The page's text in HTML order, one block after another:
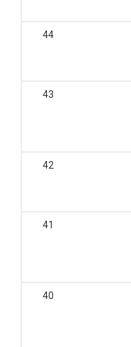
44
43
42
41
40